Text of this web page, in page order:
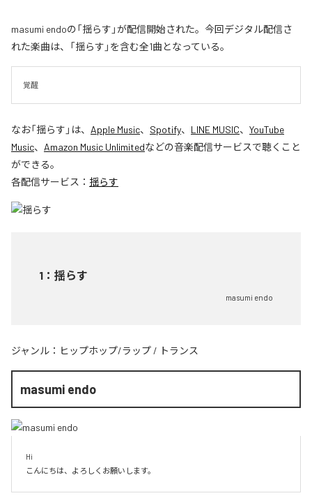
masumi endoの「揺らす」が配信開始された。今回デジタル配信さ
れた楽曲は、「揺らす」を含む全1曲となっている。
覚醒
なお「揺らす 」は、 Apple Music、 Spotify、 LINE MUSIC、 YouTube
Music、 Amazon Music Unlimitedなどの音楽配信サービスで聴くこと
ができる。
各配信サービス： 揺らす
1 ： 揺らす
masumi endo
ジャンル： ヒップホップ/ラップ / トランス
masumi endo
Hi
こんにちは、よろしくお願いします。